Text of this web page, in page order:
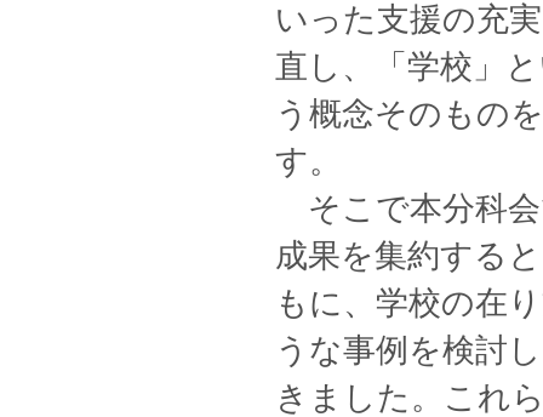
いった支援の充
直し、「学校」
う概念そのもの
す。
そこで本分科会
成果を集約する
もに、学校の在
うな事例を検討
きました。これ